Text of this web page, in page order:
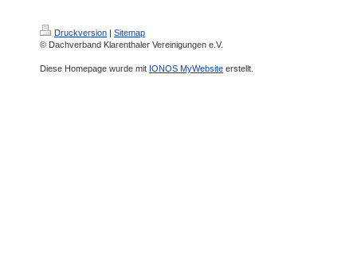
Druckversion | Sitemap
© Dachverband Klarenthaler Vereinigungen e.V.
Diese Homepage wurde mit IONOS MyWebsite erstellt.